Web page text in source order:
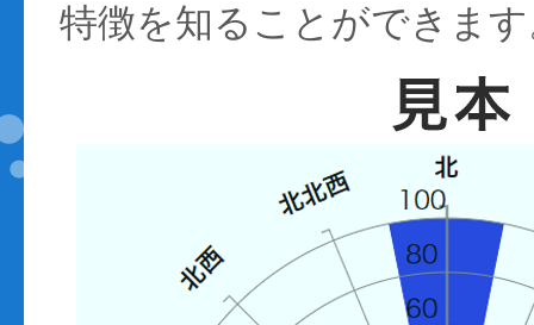
特徴を知ることができま